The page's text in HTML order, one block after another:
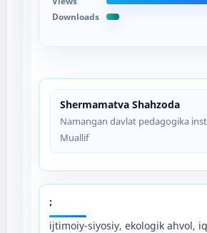
Shermamatva Shahzoda
Namangan davlat pedagogika
Muallif
;
ijtimoiy-siyosiy, ekologik ahvol,
Downloads